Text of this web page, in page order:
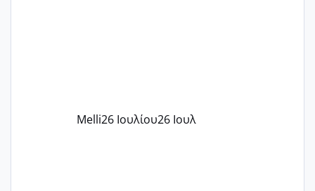
Εγώ πήγα σε έναν ιδιωτικό παιδικό στ
Melli26 Ιουλίου26 Ιουλ